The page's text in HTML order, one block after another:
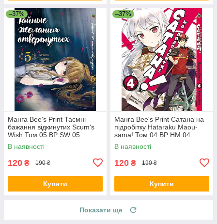
–37%
Манга Bee's Print Таємні
бажання відкинутих Scum's
Wish Том 05 BP SW 05
В наявності
120 ₴ 190 ₴
Купити
–37%
Манга Bee's Print Сатана на
підробітку Hataraku Maou-
sama! Том 04 ВР HM 04
В наявності
120 ₴ 190 ₴
Купити
Показати ще